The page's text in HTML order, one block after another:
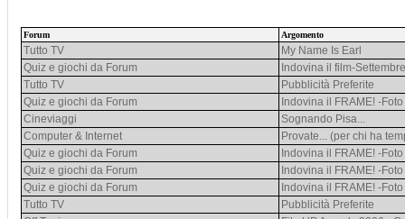
Forum Argomento
Tutto TV
My Name Is Earl
Quiz e giochi da Forum
Indovina il film-
Tutto TV
Pubblicità Preferite
Quiz e giochi da Forum
Indovina il FRAME! -
Cineviaggi
Sognando Pisa...
Computer & Internet
Provate... (per chi ha
Quiz e giochi da Forum
Indovina il FRAME! -
Quiz e giochi da Forum
Indovina il FRAME! -
Quiz e giochi da Forum
Indovina il FRAME! -
Tutto TV
Pubblicità Preferite